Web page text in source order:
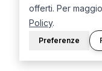
© 2026
offerti. Per
Policy.
Preferenze